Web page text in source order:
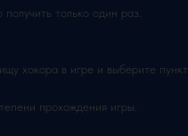
только один раз.
хокора в игре и выберите пункт
прохождения игры.